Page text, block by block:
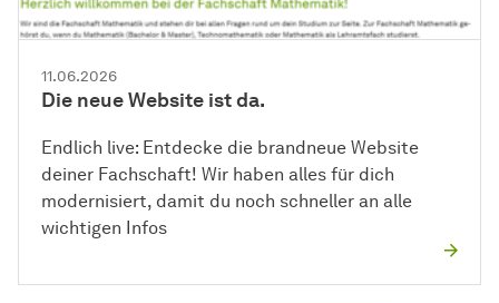
11.06.2026
Die neue Website ist da.
Endlich live: Entdecke die brandneue Website
deiner Fachschaft! Wir haben alles für dich
modernisiert, damit du noch schneller an alle
wichtigen Infos